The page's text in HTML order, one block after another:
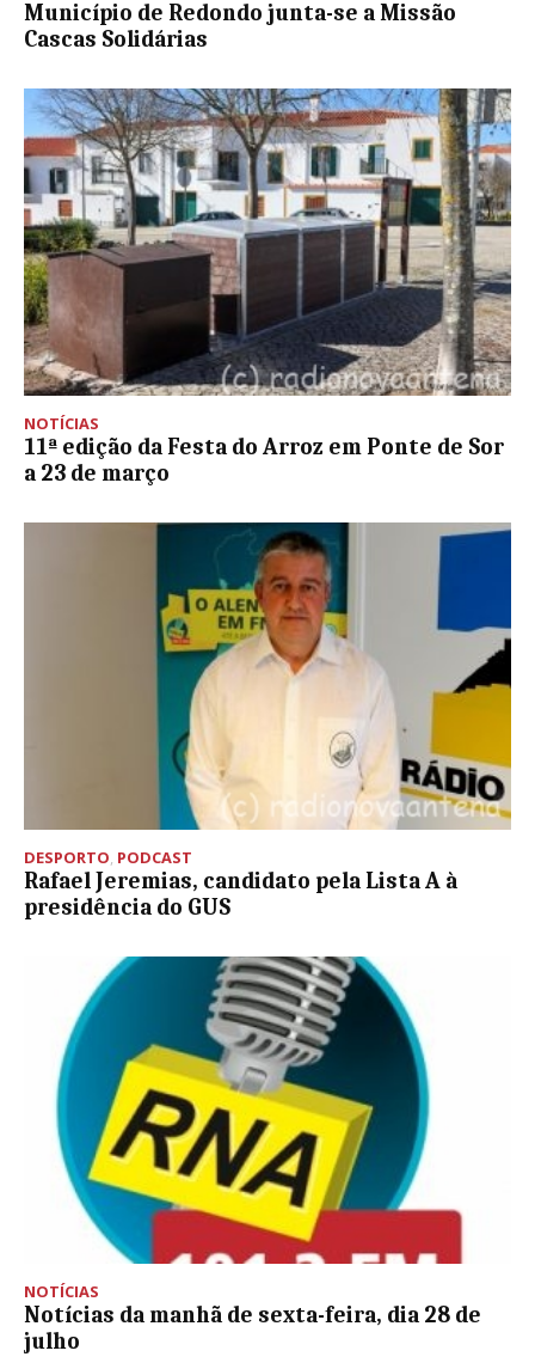
Município de Redondo junta-se a Missão
Cascas Solidárias
NOTÍCIAS
11ª edição da Festa do Arroz em Ponte de Sor
a 23 de março
DESPORTO PODCAST
Rafael Jeremias, candidato pela Lista A à
presidência do GUS
NOTÍCIAS
Notícias da manhã de sexta-feira, dia 28 de
julho